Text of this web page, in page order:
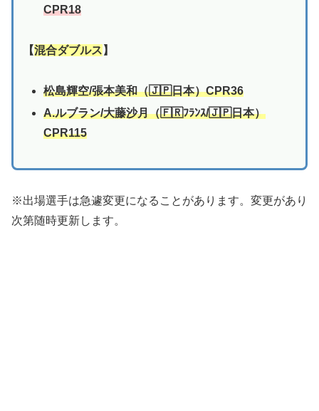
CPR18
【混合ダブルス 】
松島輝空/張本美和（🇯🇵日本）CPR36
A.ルブラン/大藤沙月（🇫🇷ﾌﾗﾝｽ/🇯🇵日本）
CPR115
※出場選手は急遽変更になることがあります。変更があり
次第随時更新します。